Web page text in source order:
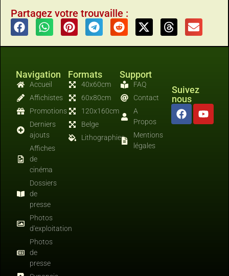
Partagez votre trouvaille :
Navigation
Accueil
Affichistes
Promotions
Derniers
ajouts
Affiches
de
cinéma
Dossiers
de
presse
Photos
d'exploitation
Photos
de
presse
Formats
40x60cm
60x80cm
120x160cm
Belge
Lithographies
Support
FAQ
Contact
A
Propos
Mentions
légales
Suivez
nous